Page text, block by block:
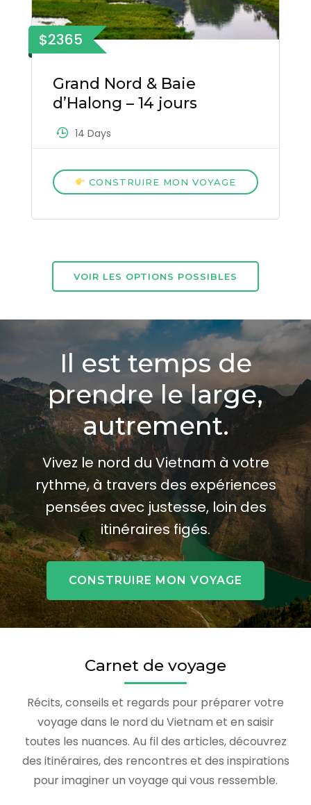
$2365
Grand Nord & Baie
d’Halong – 14 jours
14 Days
CONSTRUIRE MON VOYAGE
VOIR LES OPTIONS POSSIBLES
Il est temps de
prendre le large,
autrement.
Vivez le nord du Vietnam à votre
rythme, à travers des expériences
pensées avec justesse, loin des
itinéraires figés.
CONSTRUIRE MON VOYAGE
Carnet de voyage
Récits, conseils et regards pour préparer votre
voyage dans le nord du Vietnam et en saisir
toutes les nuances. Au fil des articles, découvrez
des itinéraires, des rencontres et des inspirations
pour imaginer un voyage qui vous ressemble.